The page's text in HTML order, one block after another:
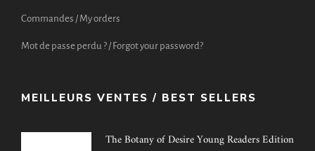
Commandes / My orders
Mot de passe perdu ? / Forgot your password?
MEILLEURS VENTES / BEST SELLERS
The Botany of Desire Young Readers Edition